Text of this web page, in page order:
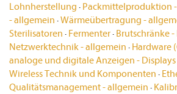
Lohnherstellung · Packmittelproduktion
- allgemein ·Wärmeübertragung -
Sterilisatoren · Fermenter· Brutschränke
Netzwerktechnik - allgemein · Hardware
analoge und digitale Anzeigen - Displays
Wireless Technik und Komponenten ·
Qualitätsmanagement - allgemein ·